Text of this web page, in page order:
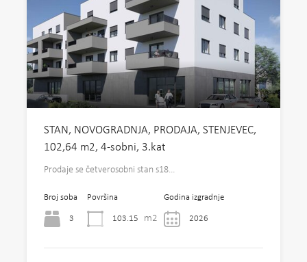
STAN, NOVOGRADNJA, PRODAJA, STENJEVEC,
102,64 m2, 4-sobni, 3.kat
Prodaje se četverosobni stan s18…
Broj soba
3
Površina
103.15 m2
Godina izgradnje
2026